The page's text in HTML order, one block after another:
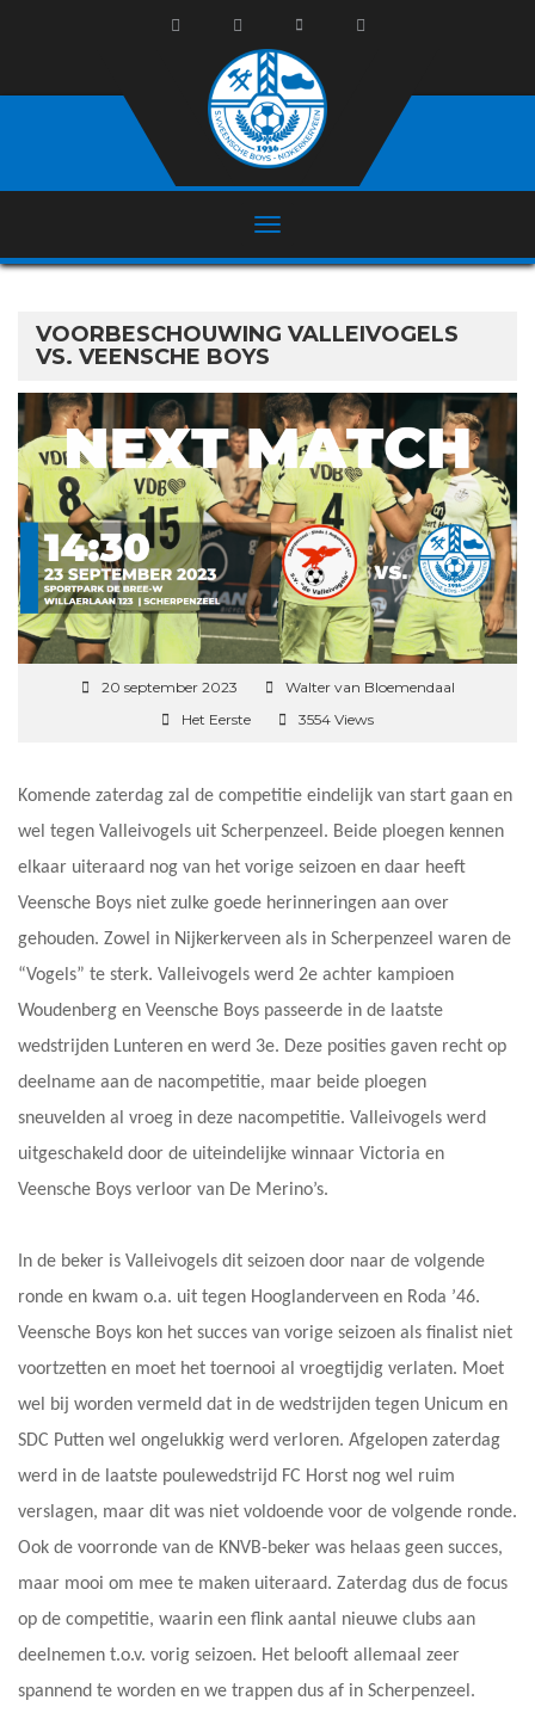
VOORBESCHOUWING VALLEIVOGELS
VS. VEENSCHE BOYS
20 september 2023
Walter van Bloemendaal
Het Eerste
3554 Views
Komende zaterdag zal de competitie eindelijk van start gaan en
wel tegen Valleivogels uit Scherpenzeel. Beide ploegen kennen
elkaar uiteraard nog van het vorige seizoen en daar heeft
Veensche Boys niet zulke goede herinneringen aan over
gehouden. Zowel in Nijkerkerveen als in Scherpenzeel waren de
“Vogels” te sterk. Valleivogels werd 2e achter kampioen
Woudenberg en Veensche Boys passeerde in de laatste
wedstrijden Lunteren en werd 3e. Deze posities gaven recht op
deelname aan de nacompetitie, maar beide ploegen
sneuvelden al vroeg in deze nacompetitie. Valleivogels werd
uitgeschakeld door de uiteindelijke winnaar Victoria en
Veensche Boys verloor van De Merino’s.
In de beker is Valleivogels dit seizoen door naar de volgende
ronde en kwam o.a. uit tegen Hooglanderveen en Roda ’46.
Veensche Boys kon het succes van vorige seizoen als finalist niet
voortzetten en moet het toernooi al vroegtijdig verlaten. Moet
wel bij worden vermeld dat in de wedstrijden tegen Unicum en
SDC Putten wel ongelukkig werd verloren. Afgelopen zaterdag
werd in de laatste poulewedstrijd FC Horst nog wel ruim
verslagen, maar dit was niet voldoende voor de volgende ronde.
Ook de voorronde van de KNVB-beker was helaas geen succes,
maar mooi om mee te maken uiteraard. Zaterdag dus de focus
op de competitie, waarin een flink aantal nieuwe clubs aan
deelnemen t.o.v. vorig seizoen. Het belooft allemaal zeer
spannend te worden en we trappen dus af in Scherpenzeel.